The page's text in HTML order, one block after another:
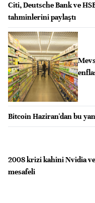
Citi, Deutsche Bank ve
tahminlerini paylaştı
Bitcoin Haziran'dan bu
2008 krizi kahini Nvidia
mesafeli